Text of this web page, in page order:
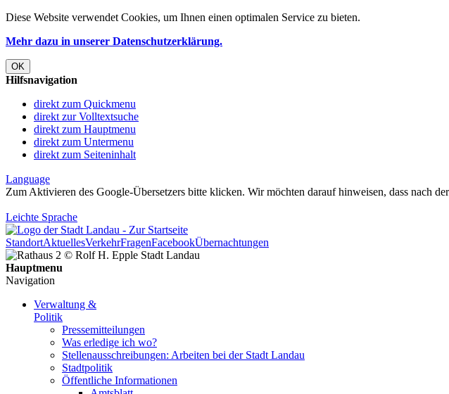
Diese Website verwendet Cookies, um Ihnen einen optimalen Service zu bieten.
Mehr dazu in unserer Datenschutzerklärung.
OK
Hilfsnavigation
direkt zum Quickmenu
direkt zur Volltextsuche
direkt zum Hauptmenu
direkt zum Untermenu
direkt zum Seiteninhalt
Language
Zum Aktivieren des Google-Übersetzers bitte klicken. Wir möchten darauf hinweisen, dass nach
Leichte Sprache
StandortAktuellesVerkehrFragenFacebookÜbernachtungen
Hauptmenu
Navigation
Verwaltung &
Politik
Pressemitteilungen
Was erledige ich wo?
Stellenausschreibungen: Arbeiten bei der Stadt Landau
Stadtpolitik
Öffentliche Informationen